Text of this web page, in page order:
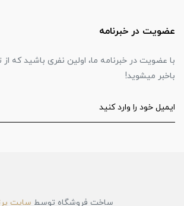
عضویت در خبرنامه
با عضویت در خبرنامه ما، اولین نفری باشید که
باخبر میشوید!
ساخت فروشگاه توسط سایت